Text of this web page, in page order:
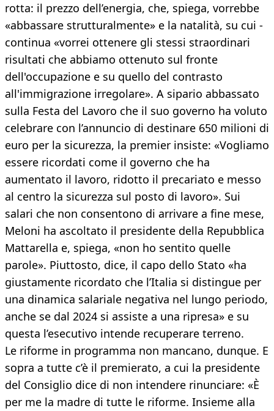
rotta: il prezzo dell’energia, che, spiega, vorrebbe
«abbassare strutturalmente» e la natalità, su cui -
continua «vorrei ottenere gli stessi straordinari
risultati che abbiamo ottenuto sul fronte
dell'occupazione e su quello del contrasto
all'immigrazione irregolare». A sipario abbassato
sulla Festa del Lavoro che il suo governo ha voluto
celebrare con l’annuncio di destinare 650 milioni di
euro per la sicurezza, la premier insiste: «Vogliamo
essere ricordati come il governo che ha
aumentato il lavoro, ridotto il precariato e messo
al centro la sicurezza sul posto di lavoro». Sui
salari che non consentono di arrivare a fine mese,
Meloni ha ascoltato il presidente della Repubblica
Mattarella e, spiega, «non ho sentito quelle
parole». Piuttosto, dice, il capo dello Stato «ha
giustamente ricordato che l’Italia si distingue per
una dinamica salariale negativa nel lungo periodo,
anche se dal 2024 si assiste a una ripresa» e su
questa l’esecutivo intende recuperare terreno.
Le riforme in programma non mancano, dunque. E
sopra a tutte c’è il premierato, a cui la presidente
del Consiglio dice di non intendere rinunciare: «È
per me la madre di tutte le riforme. Insieme alla